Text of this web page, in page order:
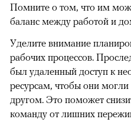
Помните о том, что им
баланс между работой и
Уделите внимание
рабочих процессов.
был удаленный доступ к
ресурсам, чтобы они могли
другом. Это поможет
команду от лишних